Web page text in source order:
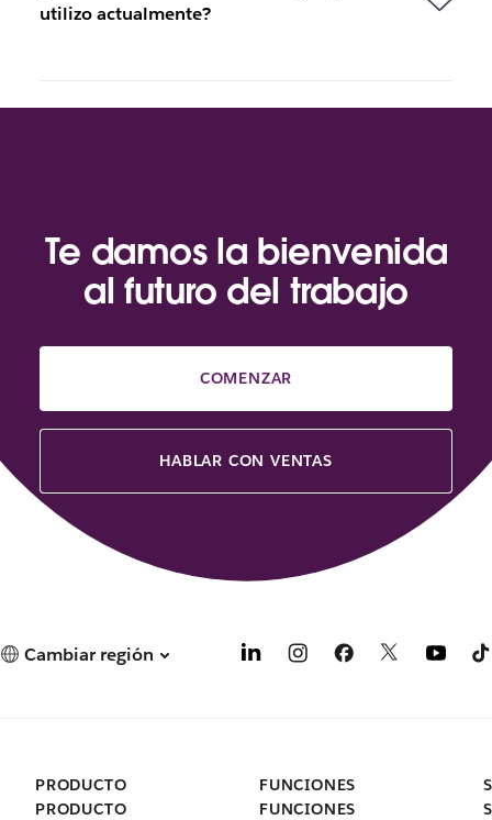
utilizo actualmente?
Te damos la bienvenida
al futuro del trabajo
COMENZAR
HABLAR CON VENTAS
Cambiar región
PRODUCTO
PRODUCTO
FUNCIONES
FUNCIONES